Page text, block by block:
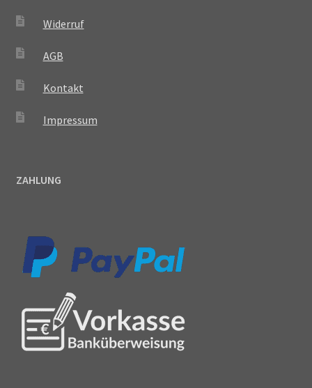
Widerruf
AGB
Kontakt
Impressum
ZAHLUNG